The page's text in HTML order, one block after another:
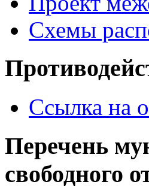
Схемы
Ссылка на
Перечень
свободного